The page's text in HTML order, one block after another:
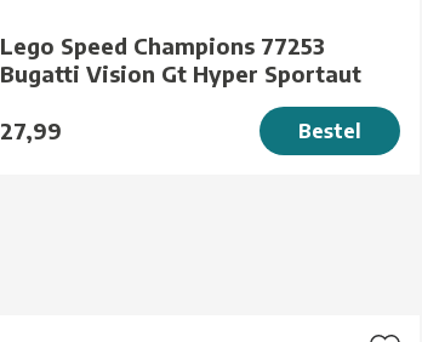
Lego Speed Champions 77253
Bugatti Vision Gt Hyper Sportaut
27,99 Bestel